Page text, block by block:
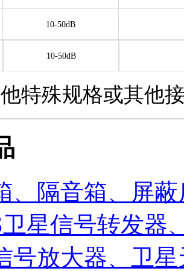
10-50dB
10-50dB
特殊规格或其他
、隔音箱、屏
卫星信号转发器
号放大器、卫